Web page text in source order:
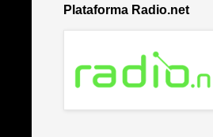
Plataforma Radio.net